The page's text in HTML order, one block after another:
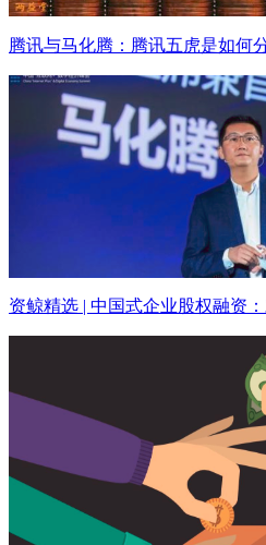
腾讯与马化腾：腾讯五虎是如何
资鲸精选 | 中国式企业股权融资